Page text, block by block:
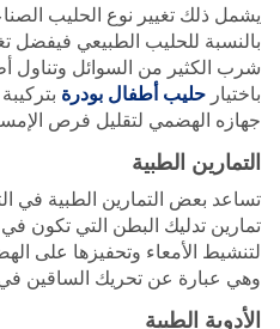
يشمل ذلك تغيير نوع الحليب
بالنسبة للحليب الطبيعي فيفضل
شرب الكثير من السوائل وتناول
باختيار حليب أطفال بودرة
جهازه الهضمي لتقليل فرص
التمارين الطبية
تساعد بعض التمارين الطبية في
تمارين تدليك البطن التي تكون
لتنشيط الأمعاء وتحفيزها على
وهي عبارة عن تحريك الساقين
الأدوية الطبية